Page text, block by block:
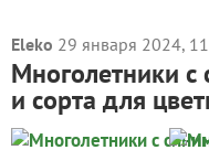
Eleko 29 января 2024,
Многолетники
и сорта для